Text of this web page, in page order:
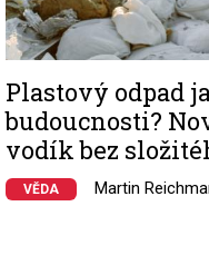
Plastový odpad
budoucnosti?
vodík bez
VĚDA Martin